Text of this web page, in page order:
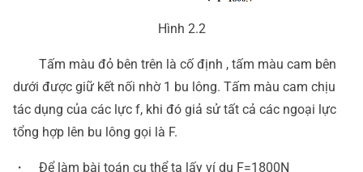
Hình 2.2
Tấm màu đỏ bên trên là cố định , tấm màu cam bên
dưới được giữ kết nối nhờ 1 bu lông. Tấm màu cam chịu
tác dụng của các lực f, khi đó giả sử tất cả các ngoại lực
tổng hợp lên bu lông gọi là F.
・ Để làm bài toán cụ thể ta lấy ví dụ F=1800N